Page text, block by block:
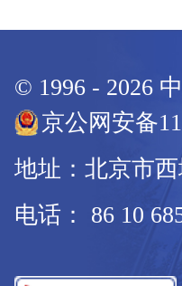
© 1996 - 2026
京公网安备
地址：北京市
电话： 86 10